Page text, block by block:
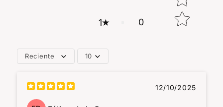
1 0
Reciente 10
12/10/2025